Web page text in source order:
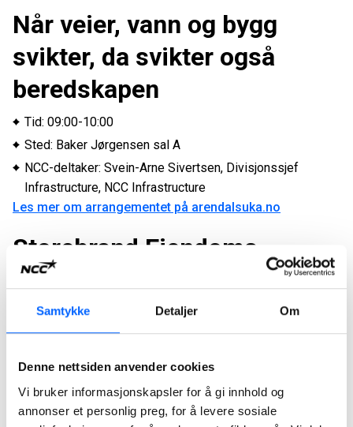
Samtykke Detaljer Om
Denne nettsiden anvender cookies
Vi bruker informasjonskapsler for å gi innhold og
annonser et personlig preg, for å levere sosiale
Når veier, vann og bygg
svikter, da svikter også
beredskapen
Tid: 09:00-10:00
Sted: Baker Jørgensen sal A
NCC-deltaker: Svein-Arne Sivertsen, Divisjonssjef
Infrastructure, NCC Infrastructure
Les mer om arrangementet på arendalsuka.no
Storebrand Eiendoms
bærekraftspris 2026
Tid: 16:00
Sted: RS IDUN, Storebrandbåten
Teknostallen er finalist i Storebrand Eiendoms bærekraftpris
2026. Vinneren kåres kl. 16:00.